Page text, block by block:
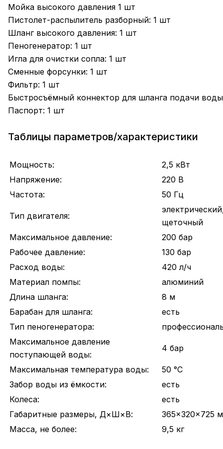
Мойка высокого давления 1 шт
Пистолет-распылитель разборный: 1 шт
Шланг высокого давления: 1 шт
Пеногенератор: 1 шт
Игла для очистки сопла: 1 шт
Сменные форсунки: 1 шт
Фильтр: 1 шт
Быстросъёмный коннектор для шланга подачи
Паспорт: 1 шт
Таблицы параметров/характеристики
Мощность:
2,5 кВт
Напряжение:
220 В
Частота:
50 Гц
Тип двигателя:
щеточный
Максимальное давление:
200 бар
Рабочее давление:
130 бар
Расход воды:
420 л/ч
Материал помпы:
алюминий
Длина шланга:
8 м
Барабан для шланга:
есть
Тип пеногенератора:
Максимальное давление
поступающей воды:
4 бар
Максимальная температура воды:
50 °С
Забор воды из ёмкости:
есть
Колеса:
есть
Габаритные размеры, Д×Ш×В:
365x320x725
Масса, не более:
9,5 кг